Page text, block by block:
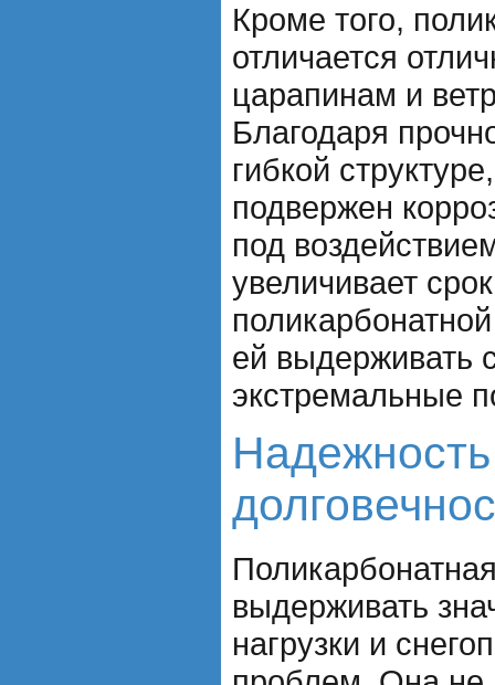
Кроме того,
отличается
царапинам и
Благодаря
гибкой
подвержен
под
увеличивает
ей выдерживать
экстремальные
выдерживать
нагрузки и